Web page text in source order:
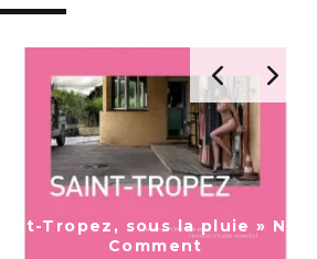
sous la pluie » Nicolas
Comment